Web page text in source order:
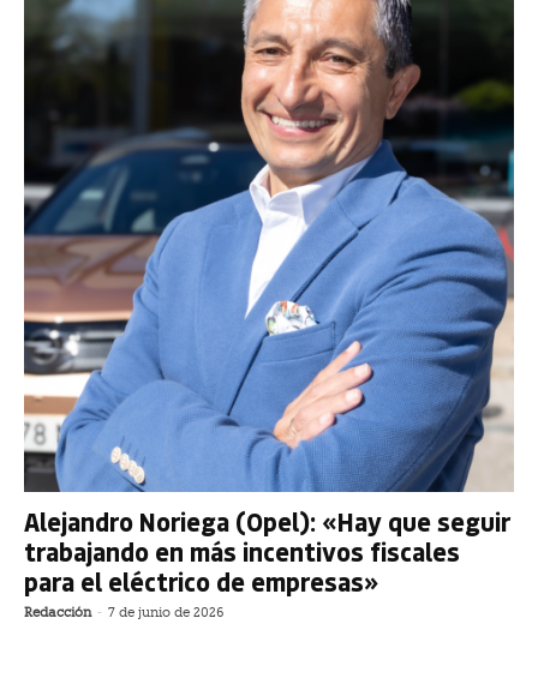
Alejandro Noriega (Opel): «Hay que seguir
trabajando en más incentivos fiscales
para el eléctrico de empresas»
Redacción - 7 de junio de 2026